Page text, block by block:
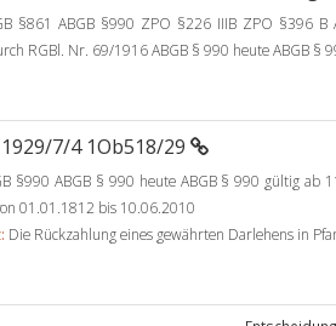
§861 ABGB §990 ZPO §226 IIIB ZPO §396
RGBl. Nr. 69/1916 ABGB § 990 heute ABGB §
1929/7/4 1Ob518/29
§990 ABGB § 990 heute ABGB § 990 gültig
01.01.1812 bis 10.06.2010
Die Rückzahlung eines gewährten Darlehens in